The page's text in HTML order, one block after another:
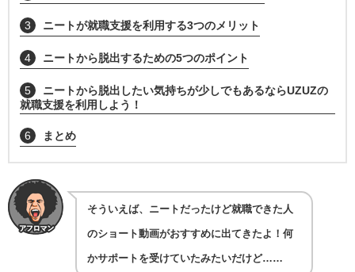
3 ニートが就職支援を利用する3つのメリット
4 ニートから脱出するための5つのポイント
5
ニートから脱出したい気持ちが少しでもあるならUZUZの
就職支援を利用しよう！
6 まとめ
そういえば、ニートだったけど就職できた人
のショート動画がおすすめに出てきたよ！何
かサポートを受けていたみたいだけど……